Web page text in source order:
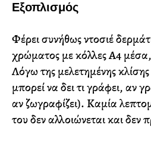
Εξοπλισμός
Φέρει συνήθως ντοσιέ
χρώματος με κόλλες Α4
Λόγω της μελετημένης κλίσης
μπορεί να δει τι γράφει, αν
αν ζωγραφίζει). Καμία
του δεν αλλοιώνεται και δεν